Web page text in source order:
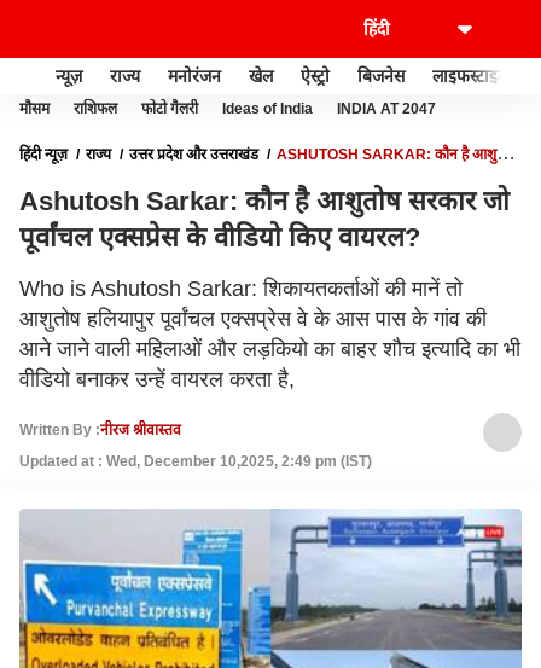
न्यूज़ राज्य मनोरंजन खेल ऐस्ट्रो बिजनेस लाइफस्टाइल
मौसम राशिफल फोटो गैलरी Ideas of India INDIA AT 2047
हिंदी न्यूज़ राज्य उत्तर प्रदेश और उत्तराखंड
ASHUTOSH SARKAR: कौन है आशुतोष
Ashutosh Sarkar: कौन है आशुतोष सरकार जो
पूर्वांचल एक्सप्रेस के वीडियो किए वायरल?
Who is Ashutosh Sarkar: शिकायतकर्ताओं की मानें तो
आशुतोष हलियापुर पूर्वांचल एक्सप्रेस वे के आस पास के गांव की
आने जाने वाली महिलाओं और लड़कियो का बाहर शौच इत्यादि का भी
वीडियो बनाकर उन्हें वायरल करता है,
Written By :नीरज श्रीवास्‍तव
Updated at : Wed, December 10,2025, 2:49 pm (IST)